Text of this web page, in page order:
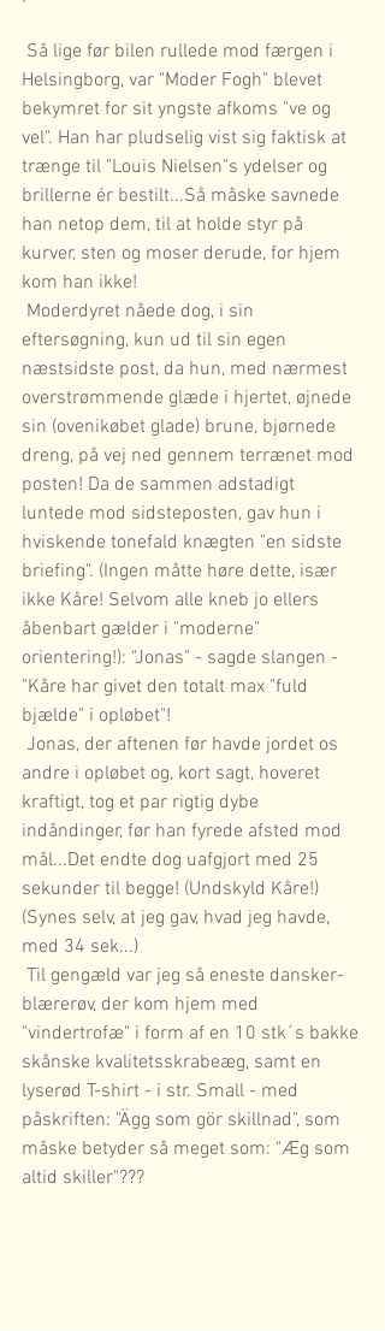
Helsingborg, var "Moder Fogh" blevet
bekymret for sit yngste afkoms "ve og
vel". Han har pludselig vist sig faktisk at
trænge til "Louis Nielsen"s ydelser og
brillerne ér bestilt...Så måske savnede
han netop dem, til at holde styr på
kurver, sten og moser derude, for hjem
kom han ikke!
eftersøgning, kun ud til sin egen
næstsidste post, da hun, med nærmest
overstrømmende glæde i hjertet, øjnede
sin (ovenikøbet glade) brune, bjørnede
dreng, på vej ned gennem terrænet mod
posten! Da de sammen adstadigt
luntede mod sidsteposten, gav hun i
hviskende tonefald knægten "en sidste
briefing". (Ingen måtte høre dette, især
ikke Kåre! Selvom alle kneb jo ellers
åbenbart gælder i "moderne"
orientering!): "Jonas" - sagde slangen -
"Kåre har givet den totalt max "fuld
bjælde" i opløbet"!
andre i opløbet og, kort sagt, hoveret
kraftigt, tog et par rigtig dybe
indåndinger, før han fyrede afsted mod
mål...Det endte dog uafgjort med 25
sekunder til begge! (Undskyld Kåre!)
(Synes selv, at jeg gav, hvad jeg havde,
med 34 sek...)
blærerøv, der kom hjem med
"vindertrofæ" i form af en 10 stk´s bakke
skånske kvalitetsskrabeæg, samt en
lyserød T-shirt - i str. Small - med
påskriften: "Ägg som gör skillnad", som
måske betyder så meget som: "Æg som
altid skiller"???